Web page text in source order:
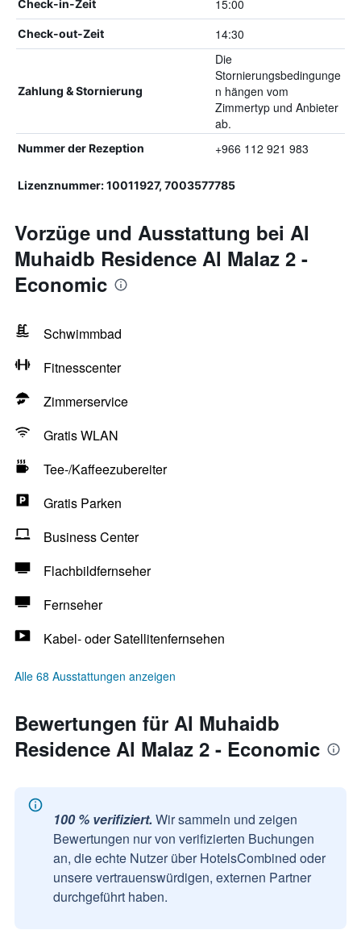
Check-in-Zeit 15:00
Check-out-Zeit 14:30
Zahlung & Stornierung
Die
Stornierungsbedingunge
n hängen vom
Zimmertyp und Anbieter
ab.
Nummer der Rezeption +966 112 921 983
Lizenznummer: 10011927, 7003577785
Vorzüge und Ausstattung bei Al
Muhaidb Residence Al Malaz 2 -
Economic
Schwimmbad
Fitnesscenter
Zimmerservice
Gratis WLAN
Tee-/Kaffeezubereiter
Gratis Parken
Business Center
Flachbildfernseher
Fernseher
Kabel- oder Satellitenfernsehen
Alle 68 Ausstattungen anzeigen
Bewertungen für Al Muhaidb
Residence Al Malaz 2 - Economic
100 % verifiziert. Wir sammeln und zeigen
Bewertungen nur von verifizierten Buchungen
an, die echte Nutzer über HotelsCombined oder
unsere vertrauenswürdigen, externen Partner
durchgeführt haben.